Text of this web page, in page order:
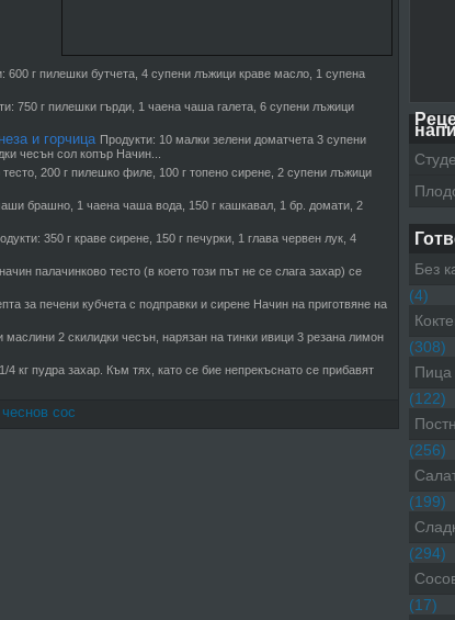
600 г пилешки бутчета, 4 супени лъжици краве масло, 1 супена
750 г пилешки гърди, 1 чаена чаша галета, 6 супени лъжици
и горчица Продукти: 10 малки зелени доматчета 3 супени
чесън сол копър Начин...
тесто, 200 г пилешко филе, 100 г топено сирене, 2 супени лъжици
брашно, 1 чаена чаша вода, 150 г кашкавал, 1 бр. домати, 2
350 г краве сирене, 150 г печурки, 1 глава червен лук, 4
палачинково тесто (в което този път не се слага захар) се
за печени кубчета с подправки и сирене Начин на приготвяне на
маслини 2 скилидки чесън, нарязан на тинки ивици 3 резана лимон
4 кг пудра захар. Към тях, като се бие непрекъснато се прибавят
чеснов сос
Без
(4)
(308)
Пица
(122)
(256)
(199)
(294)
(17)